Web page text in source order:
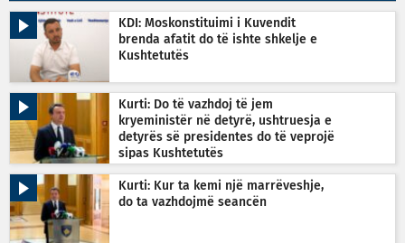
KDI: Moskonstituimi i Kuvendit
brenda afatit do të ishte shkelje e
Kushtetutës
Kurti: Do të vazhdoj të jem
kryeministër në detyrë, ushtruesja e
detyrës së presidentes do të veprojë
sipas Kushtetutës
Kurti: Kur ta kemi një marrëveshje,
do ta vazhdojmë seancën